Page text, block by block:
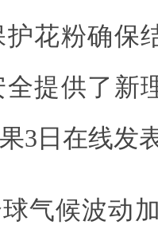
花粉确保
提供了新
3日在线发
气候波动